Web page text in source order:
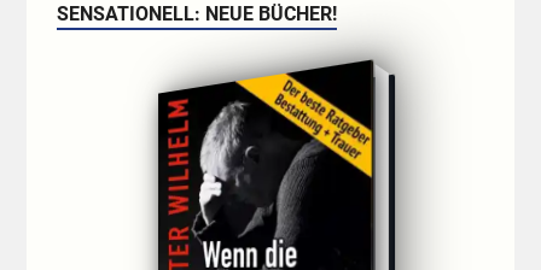
SENSATIONELL: NEUE BÜCHER!